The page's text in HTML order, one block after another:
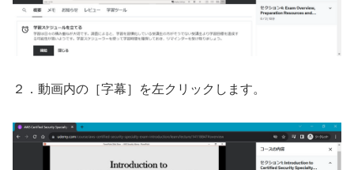
２．動画内の［字幕］を左クリックします。